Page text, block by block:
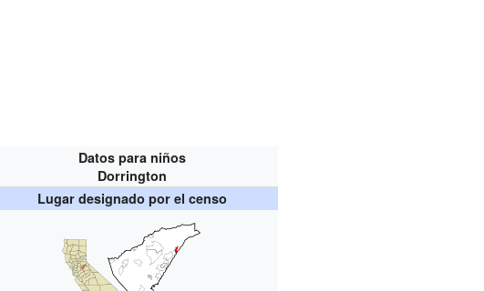
Datos para niños
Dorrington
Lugar designado por el censo